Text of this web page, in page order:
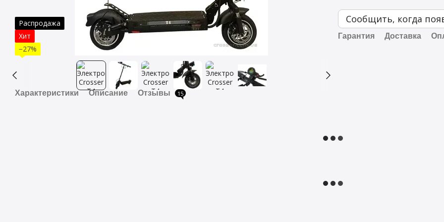
Распродажа
Хит
−27%
Характеристики Описание Отзывы 15
Сообщить, когда
Гарантия Доставка